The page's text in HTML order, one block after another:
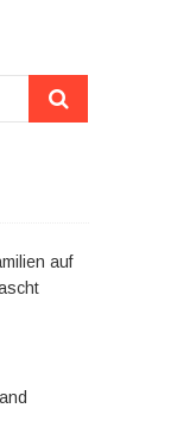
Suchen
auf